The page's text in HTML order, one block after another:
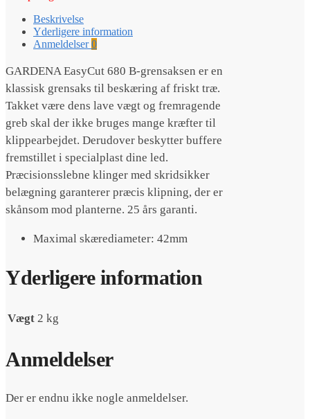
Beskrivelse
Yderligere information
Anmeldelser0
GARDENA EasyCut 680 B-grensaksen er en
klassisk grensaks til beskæring af friskt træ.
Takket være dens lave vægt og fremragende
greb skal der ikke bruges mange kræfter til
klippearbejdet. Derudover beskytter buffere
fremstillet i specialplast dine led.
Præcisionsslebne klinger med skridsikker
belægning garanterer præcis klipning, der er
skånsom mod planterne. 25 års garanti.
Maximal skærediameter: 42mm
Yderligere information
Vægt 2 kg
Anmeldelser
Der er endnu ikke nogle anmeldelser.